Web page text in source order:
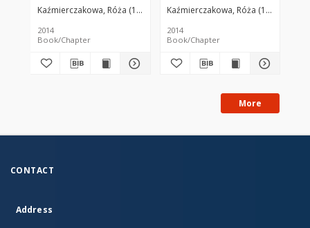
Kaźmierczakowa, Róża (1939– ) Zarzycki, Kazimierz Mirek, Zbigniew
2014
Book/Chapter
Kaźmierczakowa, Róża (1939– )
2014
Book/Chapter
More
CONTACT
Address